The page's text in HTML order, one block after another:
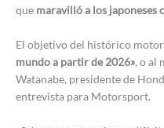
que maravilló a los japoneses
El objetivo del histórico
mundo a partir de 2026», o al
Watanabe, presidente de
entrevista para Motorsport.